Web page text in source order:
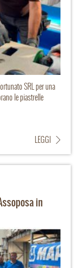
SRL per una
le piastrelle
LEGGI
in